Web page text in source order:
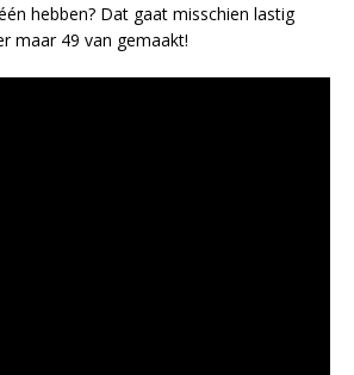
hebben? Dat gaat misschien lastig
maar 49 van gemaakt!